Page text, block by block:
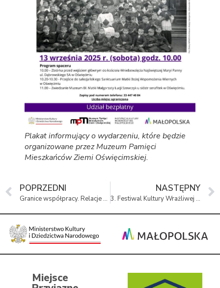
Plakat informujący o wydarzeniu, które będzie
organizowane przez Muzeum Pamięci
Mieszkańców Ziemi Oświęcimskiej.
POPRZEDNI
Granice współpracy. Relacje edukator_ka – rodzic
NASTĘPNY
3. Festiwal Kultury Wrażliwej – wydarzenia w Muzeum Pamięci
Miejsce